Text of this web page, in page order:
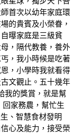
首次以幼年家庭環
的貴賓及小榮眷，
曝家庭是三級貧
，隔代教養，養外
，我小時候是吃著
，小學時我就看得
文觀止。五十幾年
我的獎賞，就是幫
家務農，幫忙生
、智慧食材發明
心及能力，接受榮